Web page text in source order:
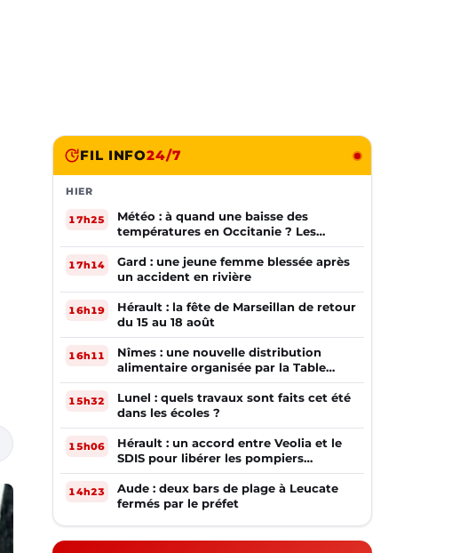
FIL INFO24/7
HIER
17h25
Météo : à quand une baisse des
températures en Occitanie ? Les
prévisions
17h14
Gard : une jeune femme blessée après
un accident en rivière
16h19
Hérault : la fête de Marseillan de retour
du 15 au 18 août
16h11
Nîmes : une nouvelle distribution
alimentaire organisée par la Table
Ouverte
15h32
Lunel : quels travaux sont faits cet été
dans les écoles ?
15h06
Hérault : un accord entre Veolia et le
SDIS pour libérer les pompiers
volontaires
14h23
Aude : deux bars de plage à Leucate
fermés par le préfet